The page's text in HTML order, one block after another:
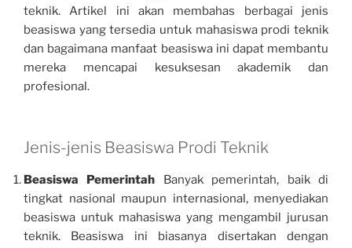
teknik. Artikel ini akan membahas berbagai jenis
beasiswa yang tersedia untuk mahasiswa prodi teknik
dan bagaimana manfaat beasiswa ini dapat membantu
mereka mencapai kesuksesan akademik dan
profesional.
Jenis-jenis Beasiswa Prodi Teknik
Beasiswa Pemerintah Banyak pemerintah, baik di
tingkat nasional maupun internasional, menyediakan
beasiswa untuk mahasiswa yang mengambil jurusan
teknik. Beasiswa ini biasanya disertakan dengan